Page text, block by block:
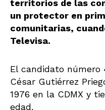
territorios de las
un protector en
comunitarias,
Televisa.
El candidato número
César Gutiérrez
1976 en la CDMX y
edad.